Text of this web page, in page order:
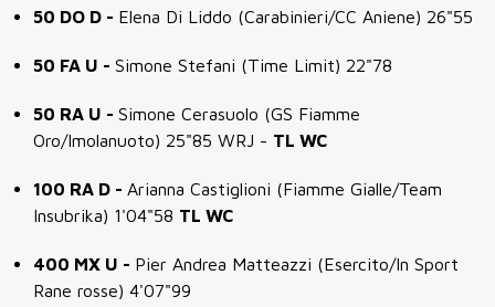
50 DO D - Elena Di Liddo (Carabinieri/CC Aniene) 26"55
50 FA U - Simone Stefani (Time Limit) 22"78
50 RA U - Simone Cerasuolo (GS Fiamme
Oro/Imolanuoto) 25"85 WRJ - TL WC
100 RA D - Arianna Castiglioni (Fiamme Gialle/Team
Insubrika) 1'04"58 TL WC
400 MX U - Pier Andrea Matteazzi (Esercito/In Sport
Rane rosse) 4'07"99